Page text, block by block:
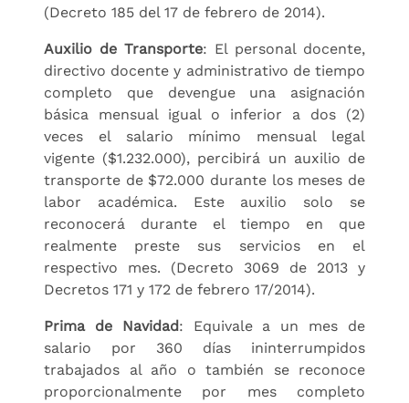
(Decreto 185 del 17 de febrero de 2014).
Auxilio de Transporte: El personal docente,
directivo docente y administrativo de tiempo
completo que devengue una asignación
básica mensual igual o inferior a dos (2)
veces el salario mínimo mensual legal
vigente ($1.232.000), percibirá un auxilio de
transporte de $72.000 durante los meses de
labor académica. Este auxilio solo se
reconocerá durante el tiempo en que
realmente preste sus servicios en el
respectivo mes. (Decreto 3069 de 2013 y
Decretos 171 y 172 de febrero 17/2014).
Prima de Navidad: Equivale a un mes de
salario por 360 días ininterrumpidos
trabajados al año o también se reconoce
proporcionalmente por mes completo